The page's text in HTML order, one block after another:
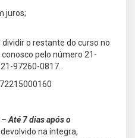
juros;
o restante do curso no
pelo número 21-
97260-0817.
– Até 7 dias após o
na íntegra,